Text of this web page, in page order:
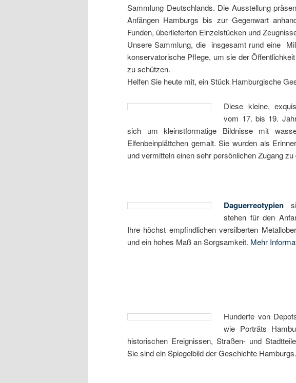
Sammlung Deutschlands. Die Ausstellung
Anfängen Hamburgs bis zur Gegenwart
Funden, überlieferten Einzelstücken und
Unsere Sammlung, die insgesamt rund eine
konservatorische Pflege, um sie der
zu schützen.
Helfen Sie heute mit, ein Stück Hamburgische
Diese kleine,
vom 17. bis 19.
sich um kleinstformatige Bildnisse mit
Elfenbeinplättchen gemalt. Sie wurden als
und vermitteln einen sehr persönlichen Zugang
Daguerreotypien
stehen für den
Ihre höchst empfindlichen versilberten
und ein hohes Maß an Sorgsamkeit. Mehr
Hunderte von
wie Porträts
historischen Ereignissen, Straßen- und
Sie sind ein Spiegelbild der Geschichte Hamburgs.